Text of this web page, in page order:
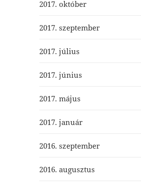
2017. október
2017. szeptember
2017. július
2017. június
2017. május
2017. január
2016. szeptember
2016. augusztus